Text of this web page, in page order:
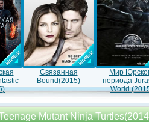
Связанная
Bound(2015)
Мир
периода
World
Mutant Ninja